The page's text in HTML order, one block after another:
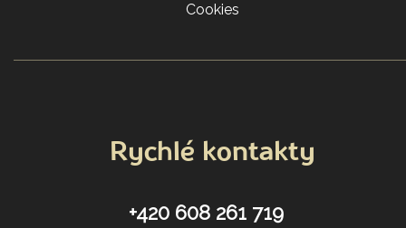
Cookies
Rychlé kontakty
+420 608 261 719